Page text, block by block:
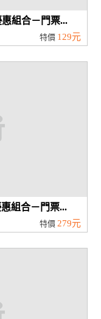
組合－門票...
特價 129元
組合－門票...
特價 279元